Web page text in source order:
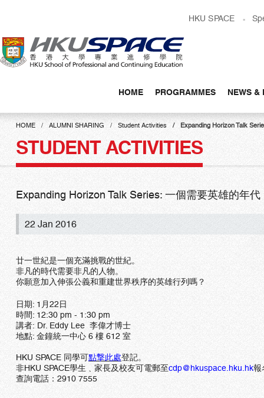
content
HKU SPACE
HOME PROGRAMMES NEWS &
Main
contentHOME ALUMNI SHARING Student Activities Expanding Horizon Talk
STUDENT ACTIVITIES
Expanding Horizon Talk Series: 一個需要英雄的年代
22 Jan 2016
廿一世紀是一個充滿挑戰的世紀。
非凡的時代需要非凡的人物。
你願意加入伸張公義和重建世界秩序的英雄行列嗎？
日期: 1月22日
時間: 12:30 pm - 1:30 pm
講者: Dr. Eddy Lee 李偉才博士
地點: 金鐘統一中心 6 樓 612 室
HKU SPACE 同學可點撃此處登記。
非HKU SPACE學生﹑​家長及校友可電郵至cdp@hkuspace.hku.hk報
查詢電話：2910 7555